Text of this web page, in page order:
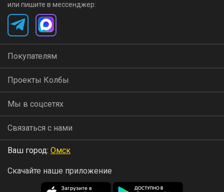
или пишите в мессенджер:
Покупателям
Проекты Колбы
Мы в соцсетях
Связаться с нами
Ваш город: Омск
Скачайте наше приложение